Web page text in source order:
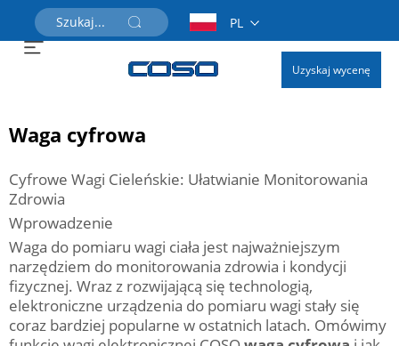
PL
Uzyskaj wycenę
Waga cyfrowa
Cyfrowe Wagi Cieleńskie: Ułatwianie Monitorowania
Zdrowia
Wprowadzenie
Waga do pomiaru wagi ciała jest najważniejszym
narzędziem do monitorowania zdrowia i kondycji
fizycznej. Wraz z rozwijającą się technologią,
elektroniczne urządzenia do pomiaru wagi stały się
coraz bardziej popularne w ostatnich latach. Omówimy